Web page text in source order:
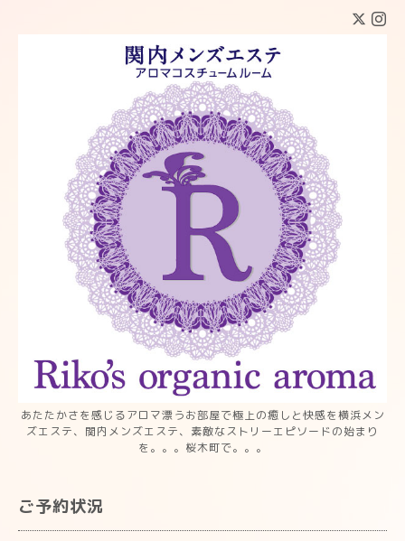
あたたかさを感じるアロマ漂うお部屋で極上の癒しと快感を横浜メン
ズエステ、関内メンズエステ、素敵なストリーエピソードの始まり
を。。。桜木町で。。。
ご予約状況